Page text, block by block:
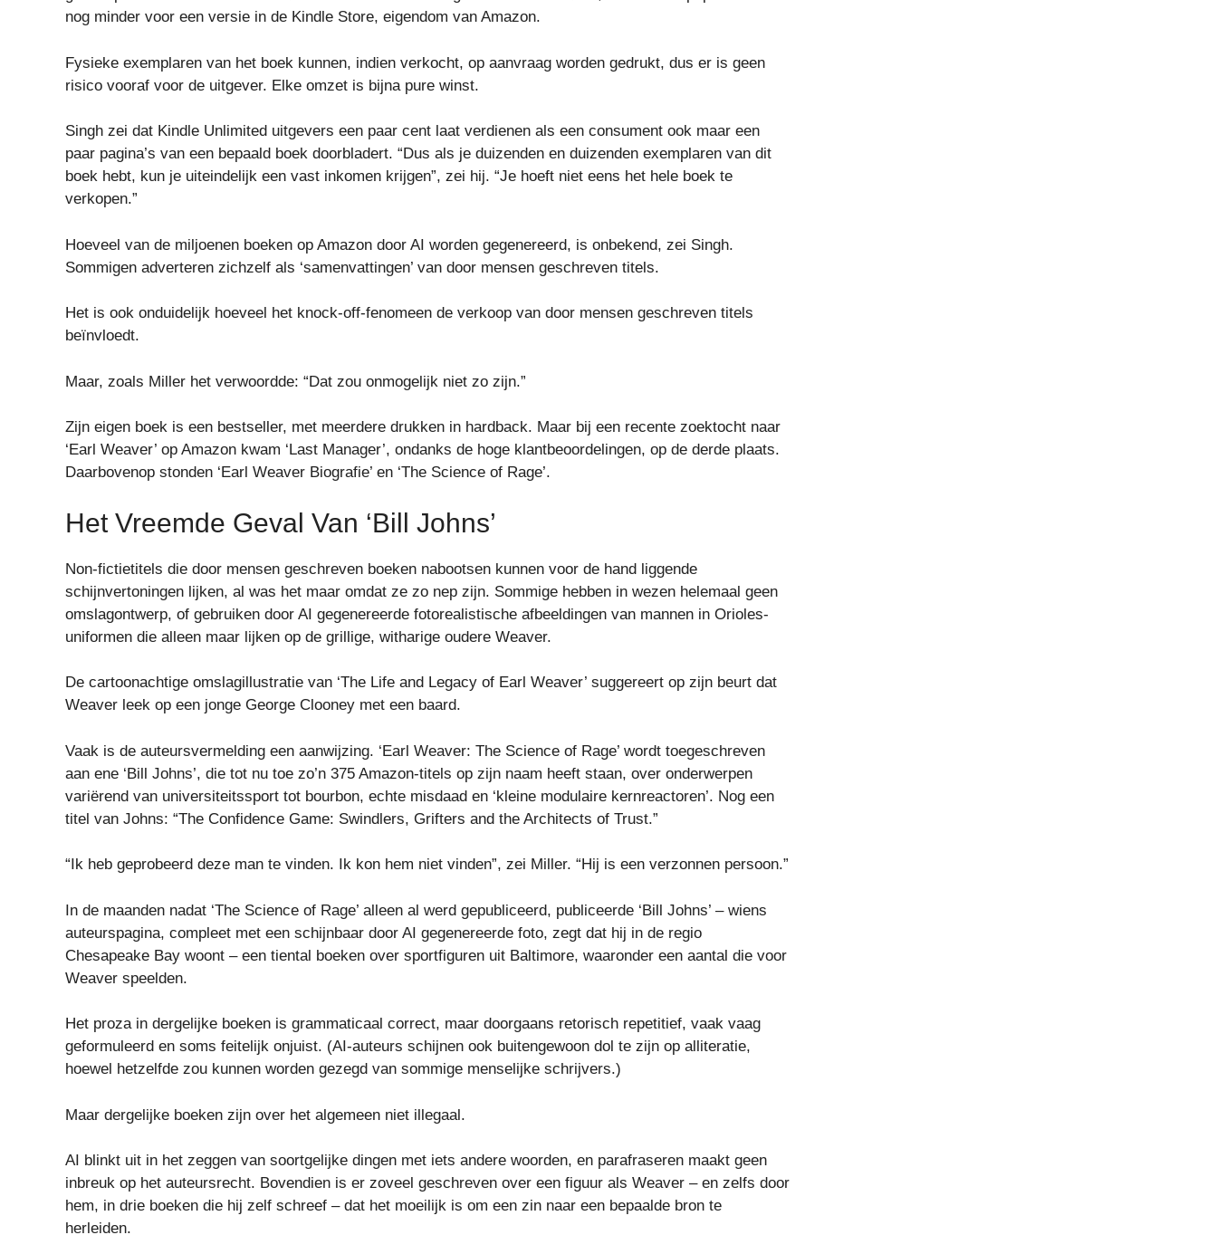
nog minder voor een versie in de Kindle Store, eigendom van Amazon.
Fysieke exemplaren van het boek kunnen, indien verkocht, op aanvraag worden gedrukt, dus er is geen
risico vooraf voor de uitgever. Elke omzet is bijna pure winst.
Singh zei dat Kindle Unlimited uitgevers een paar cent laat verdienen als een consument ook maar een
paar pagina’s van een bepaald boek doorbladert. “Dus als je duizenden en duizenden exemplaren van dit
boek hebt, kun je uiteindelijk een vast inkomen krijgen”, zei hij. “Je hoeft niet eens het hele boek te
verkopen.”
Hoeveel van de miljoenen boeken op Amazon door AI worden gegenereerd, is onbekend, zei Singh.
Sommigen adverteren zichzelf als ‘samenvattingen’ van door mensen geschreven titels.
Het is ook onduidelijk hoeveel het knock-off-fenomeen de verkoop van door mensen geschreven titels
beïnvloedt.
Maar, zoals Miller het verwoordde: “Dat zou onmogelijk niet zo zijn.”
Zijn eigen boek is een bestseller, met meerdere drukken in hardback. Maar bij een recente zoektocht naar
‘Earl Weaver’ op Amazon kwam ‘Last Manager’, ondanks de hoge klantbeoordelingen, op de derde plaats.
Daarbovenop stonden ‘Earl Weaver Biografie’ en ‘The Science of Rage’.
Het Vreemde Geval Van ‘Bill Johns’
Non-fictietitels die door mensen geschreven boeken nabootsen kunnen voor de hand liggende
schijnvertoningen lijken, al was het maar omdat ze zo nep zijn. Sommige hebben in wezen helemaal geen
omslagontwerp, of gebruiken door AI gegenereerde fotorealistische afbeeldingen van mannen in Orioles-
uniformen die alleen maar lijken op de grillige, witharige oudere Weaver.
De cartoonachtige omslagillustratie van ‘The Life and Legacy of Earl Weaver’ suggereert op zijn beurt dat
Weaver leek op een jonge George Clooney met een baard.
Vaak is de auteursvermelding een aanwijzing. ‘Earl Weaver: The Science of Rage’ wordt toegeschreven
aan ene ‘Bill Johns’, die tot nu toe zo’n 375 Amazon-titels op zijn naam heeft staan, over onderwerpen
variërend van universiteitssport tot bourbon, echte misdaad en ‘kleine modulaire kernreactoren’. Nog een
titel van Johns: “The Confidence Game: Swindlers, Grifters and the Architects of Trust.”
“Ik heb geprobeerd deze man te vinden. Ik kon hem niet vinden”, zei Miller. “Hij is een verzonnen persoon.”
In de maanden nadat ‘The Science of Rage’ alleen al werd gepubliceerd, publiceerde ‘Bill Johns’ – wiens
auteurspagina, compleet met een schijnbaar door AI gegenereerde foto, zegt dat hij in de regio
Chesapeake Bay woont – een tiental boeken over sportfiguren uit Baltimore, waaronder een aantal die voor
Weaver speelden.
Het proza ​​in dergelijke boeken is grammaticaal correct, maar doorgaans retorisch repetitief, vaak vaag
geformuleerd en soms feitelijk onjuist. (AI-auteurs schijnen ook buitengewoon dol te zijn op alliteratie,
hoewel hetzelfde zou kunnen worden gezegd van sommige menselijke schrijvers.)
Maar dergelijke boeken zijn over het algemeen niet illegaal.
AI blinkt uit in het zeggen van soortgelijke dingen met iets andere woorden, en parafraseren maakt geen
inbreuk op het auteursrecht. Bovendien is er zoveel geschreven over een figuur als Weaver – en zelfs door
hem, in drie boeken die hij zelf schreef – dat het moeilijk is om een ​​zin naar een bepaalde bron te
herleiden.